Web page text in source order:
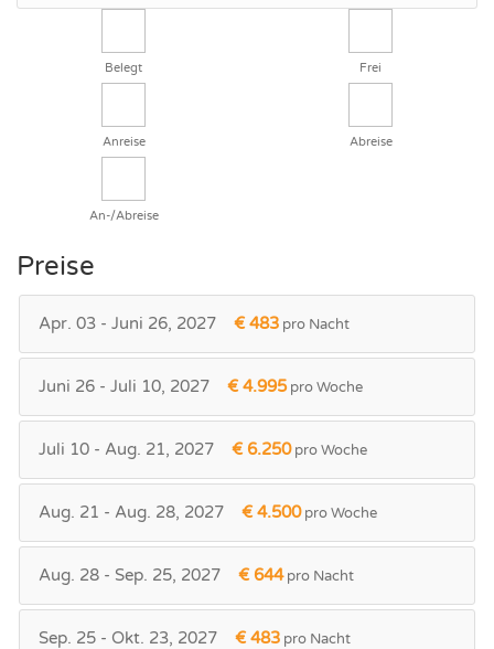
Belegt Frei
Anreise Abreise
An-/Abreise
Preise
Apr. 03 - Juni 26, 2027 € 483 pro Nacht
Juni 26 - Juli 10, 2027 € 4.995pro Woche
Juli 10 - Aug. 21, 2027 € 6.250pro Woche
Aug. 21 - Aug. 28, 2027 € 4.500pro Woche
Aug. 28 - Sep. 25, 2027 € 644pro Nacht
Sep. 25 - Okt. 23, 2027 € 483 pro Nacht